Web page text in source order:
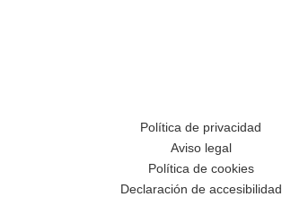
Política de privacidad
Aviso legal
Política de cookies
Declaración de accesibilidad